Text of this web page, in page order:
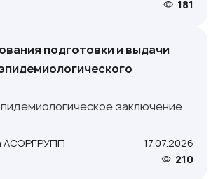
181
подготовки и выдачи
заключение
АСЭРГРУПП
17.07.2026
210